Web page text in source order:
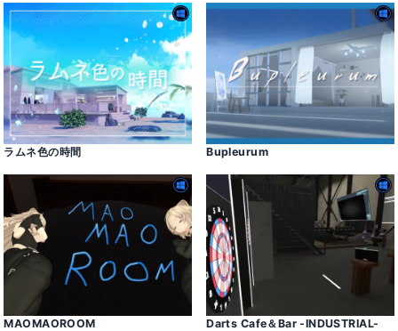
ラムネ色の時間 Bupleurum
MAOMAOROOM Darts Cafe＆Bar -INDUSTRIAL-